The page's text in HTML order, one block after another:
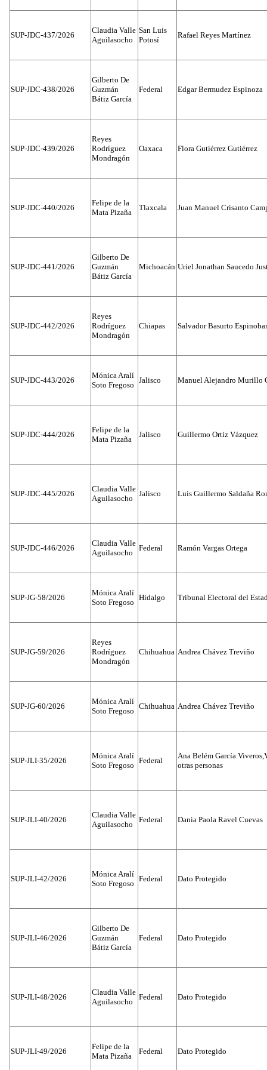
SUP-JDC-437/2026
Claudia Valle
Aguilasocho
San Luis
Potosí
Rafael Reyes Martínez
SUP-JDC-438/2026
Gilberto De
Guzmán
Bátiz García
Federal Edgar Bermudez Espinoza
SUP-JDC-439/2026
Reyes
Rodríguez
Mondragón
Oaxaca Flora Gutiérrez Gutiérrez
SUP-JDC-440/2026
Felipe de la
Mata Pizaña
Tlaxcala Juan Manuel Crisanto
SUP-JDC-441/2026
Gilberto De
Guzmán
Bátiz García
Michoacán Uriel Jonathan Saucedo
SUP-JDC-442/2026
Reyes
Rodríguez
Mondragón
Chiapas Salvador Basurto
SUP-JDC-443/2026
Mónica Aralí
Soto Fregoso
Jalisco Manuel Alejandro Murillo
SUP-JDC-444/2026
Felipe de la
Mata Pizaña
Jalisco Guillermo Ortiz Vázquez
SUP-JDC-445/2026
Claudia Valle
Aguilasocho
Jalisco Luis Guillermo Saldaña
SUP-JDC-446/2026
Claudia Valle
Aguilasocho
Federal Ramón Vargas Ortega
SUP-JG-58/2026
Mónica Aralí
Soto Fregoso
Hidalgo Tribunal Electoral del
SUP-JG-59/2026
Reyes
Rodríguez
Mondragón
Chihuahua Andrea Chávez Treviño
SUP-JG-60/2026
Mónica Aralí
Soto Fregoso
Chihuahua Andrea Chávez Treviño
SUP-JLI-35/2026
Mónica Aralí
Soto Fregoso
Federal
Ana Belém García
otras personas
SUP-JLI-40/2026
Claudia Valle
Aguilasocho
Federal Dania Paola Ravel Cuevas
SUP-JLI-42/2026
Mónica Aralí
Soto Fregoso
Federal Dato Protegido
SUP-JLI-46/2026
Gilberto De
Guzmán
Bátiz García
Federal Dato Protegido
SUP-JLI-48/2026
Claudia Valle
Aguilasocho
Federal Dato Protegido
SUP-JLI-49/2026
Felipe de la
Mata Pizaña
Federal Dato Protegido